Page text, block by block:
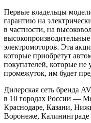
Первые владельцы
гарантию на
в частности, на
электромоторов. Эта
которые приобретут
покупателей, которые не
промежуток, им будет
Дилерская сеть бренда
в 10 городах России —
Краснодаре, Казани,
Воронеже,